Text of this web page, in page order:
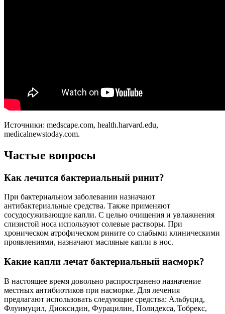
Источники: medscape.com, health.harvard.edu,
medicalnewstoday.com.
Частые вопросы
Как лечится бактериальный ринит?
При бактериальном заболевании назначают
антибактериальные средства. Также применяют
сосудосуживающие капли. С целью очищения и увлажнения
слизистой носа используют солевые растворы. При
хроническом атрофическом рините со слабыми клиническими
проявлениями, назначают масляные капли в нос.
Какие капли лечат бактериальный насморк?
В настоящее время довольно распространено назначение
местных антибиотиков при насморке. Для лечения
предлагают использовать следующие средства: Альбуцид,
Флуимуцил, Диоксидин, Фурацилин, Полидекса, Тобрекс,